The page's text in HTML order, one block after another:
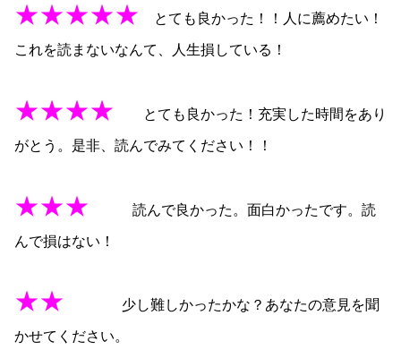
★★★★★ とても良かった！！人に薦めたい！
これを読まないなんて、人生損している！
★★★★ とても良かった！充実した時間をあり
がとう。是非、読んでみてください！！
★★★ 読んで良かった。面白かったです。読
んで損はない！
★★ 少し難しかったかな？あなたの意見を聞
かせてください。